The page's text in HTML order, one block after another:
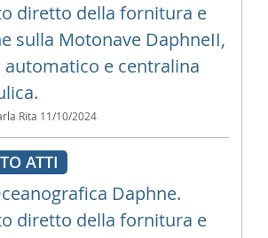
diretto della fornitura e
sulla Motonave DaphneII,
e centralina
Rita 11/10/2024
ATTI
Daphne.
diretto della fornitura e